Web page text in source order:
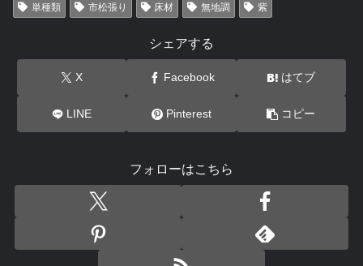
単種類
市松張り 床材 無地調 紫
シェアする
X Facebook はてブ
LINE Pinterest コピー
フォローはこちら